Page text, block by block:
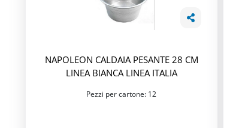
NAPOLEON CALDAIA PESANTE 28 CM
LINEA BIANCA LINEA ITALIA
Pezzi per cartone: 12